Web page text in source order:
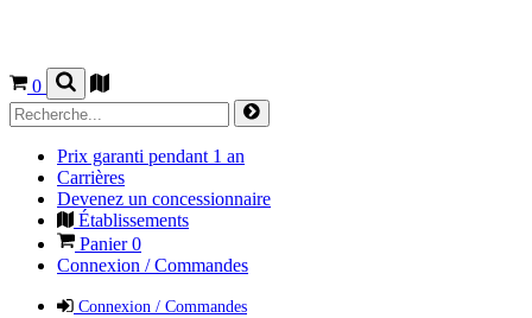
0
Prix garanti pendant 1 an
Carrières
Devenez un concessionnaire
Établissements
Panier0
Connexion / Commandes
Connexion / Commandes